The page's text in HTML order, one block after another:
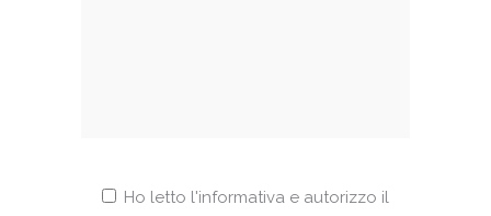
Ho letto l'informativa e autorizzo il